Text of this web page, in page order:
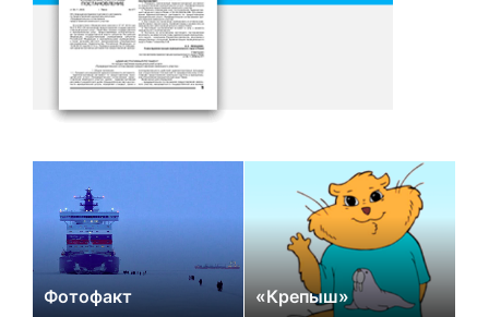
Фотофакт «Крепыш»